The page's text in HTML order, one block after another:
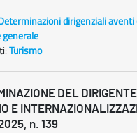
dirigenziali
Turismo
DEL
E
n. 139